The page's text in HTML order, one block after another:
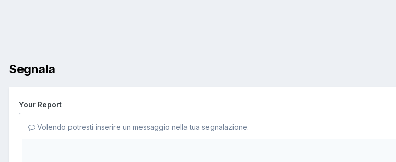
Segnala
Your Report
Volendo potresti inserire un messaggio nella tua segnalazione.